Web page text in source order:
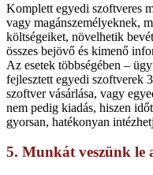
Komplett egyedi szoftveres
vagy magánszemélyeknek,
költségeiket, növelhetik
összes bejövő és kimenő
Az esetek többségében –
fejlesztett egyedi szoftverek
szoftver vásárlása, vagy
nem pedig kiadás, hiszen
gyorsan, hatékonyan
5. Munkát veszünk le